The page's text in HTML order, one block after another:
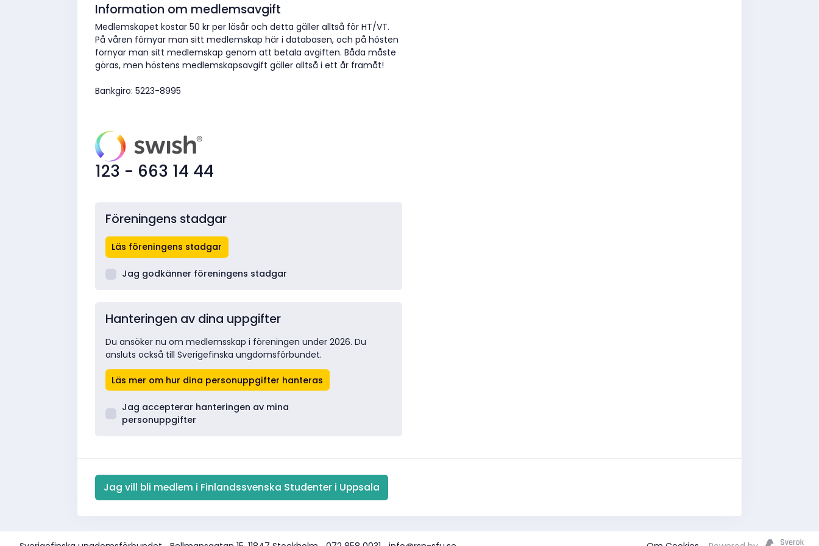
Information om medlemsavgift
Medlemskapet kostar 50 kr per läsår och detta gäller alltså för HT/VT.
På våren förnyar man sitt medlemskap här i databasen, och på hösten
förnyar man sitt medlemskap genom att betala avgiften. Båda måste
göras, men höstens medlemskapsavgift gäller alltså i ett år framåt!
Bankgiro: 5223-8995
123 - 663 14 44
Föreningens stadgar
Läs föreningens stadgar
Jag godkänner föreningens stadgar
Hanteringen av dina uppgifter
Du ansöker nu om medlemsskap i föreningen under 2026. Du
ansluts också till Sverigefinska ungdomsförbundet.
Läs mer om hur dina personuppgifter hanteras
Jag accepterar hanteringen av mina
personuppgifter